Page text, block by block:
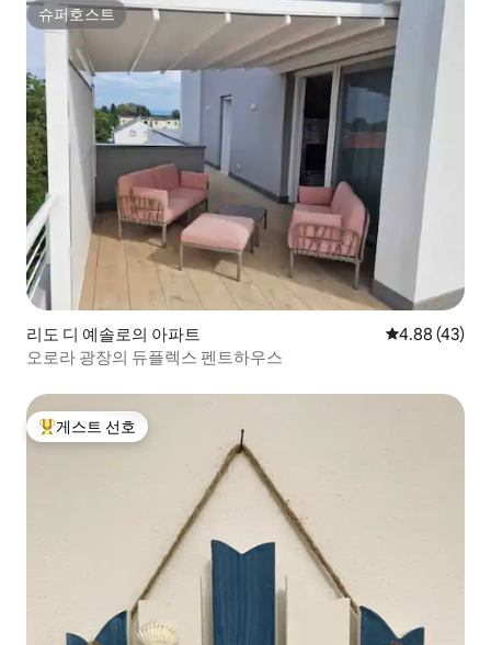
슈퍼호스트
슈퍼호스트
리도 디 예솔로의 아파트 평점 4.88점(5
4.88 (43)
오로라 광장의 듀플렉스 펜트하우스
상위 게스트 선호
게스트 선호